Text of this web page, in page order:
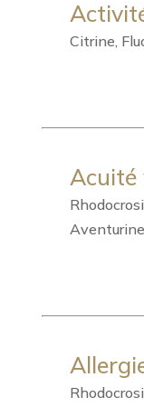
Citrine,
Acuité
Aventurine